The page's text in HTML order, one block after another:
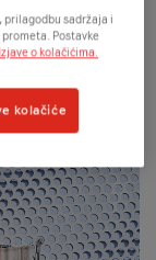
prilagodbu sadržaja i
Postavke
Izjave o kolačićima.
kolačiće